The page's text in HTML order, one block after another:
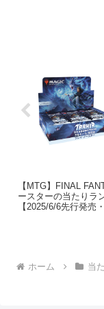
【MTG】FINAL
ースターの当たりラ
【2025/6/6先行発売
ホーム 当